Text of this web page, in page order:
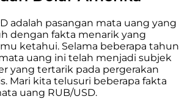
adalah pasangan mata uang yang
dengan fakta menarik yang
ketahui. Selama beberapa tahun
uang ini telah menjadi subjek
yang tertarik pada pergerakan
Mari kita telusuri beberapa fakta
uang RUB/USD.